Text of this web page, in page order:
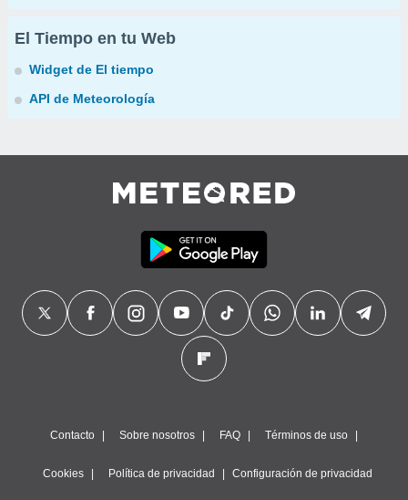
El Tiempo en tu Web
Widget de El tiempo
API de Meteorología
Contacto Sobre nosotros FAQ Términos de uso
Cookies Política de privacidad Configuración de privacidad